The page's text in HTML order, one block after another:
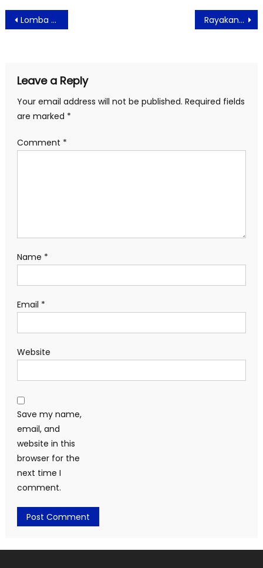
Post
navigation
Lomba Foto Astra & Anugerah Pewarta Astra 2024 Resmi Dibuka Rayakan Hari Pariwisata Dunia Ala Aston Priority Simatupang
Leave a Reply
Your email address will not be published. Required fields
are marked *
Comment *
Name *
Email *
Website
Save my name,
email, and
website in this
browser for the
next time I
comment.